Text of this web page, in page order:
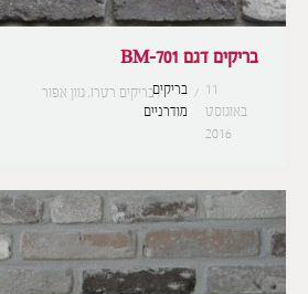
בריקים דגם BM-701
11
באוגוסט
2016
בריקים
מודרניים
,בריקים רטרו, גוון אפור